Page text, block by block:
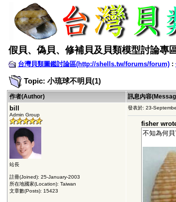
假貝、偽貝、修補貝及貝類模型討論專
台灣貝類圖鑑討論區(http://shells.tw/forums/forum):
Topic: 小琉球不明貝(1)
作者(Author) 訊息內容
bill
Admin Group
站長
註冊(Joined): 25-January-2003
所在地國家(Location): Taiwan
文章數(Posts): 15423
發表於: 23-
fisher
不知為何